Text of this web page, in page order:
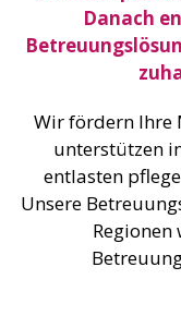
Danach
Wir fördern Ihre
unterstützen
entlasten
Unsere
Regionen